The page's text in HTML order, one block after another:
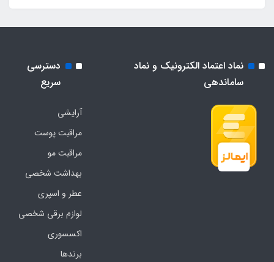
نماد اعتماد الکترونیک و نماد
ساماندهی
دسترسی
سریع
آرایشی
مراقبت پوست
مراقبت مو
بهداشت شخصی
عطر و اسپری
لوازم برقی شخصی
اکسسوری
برندها